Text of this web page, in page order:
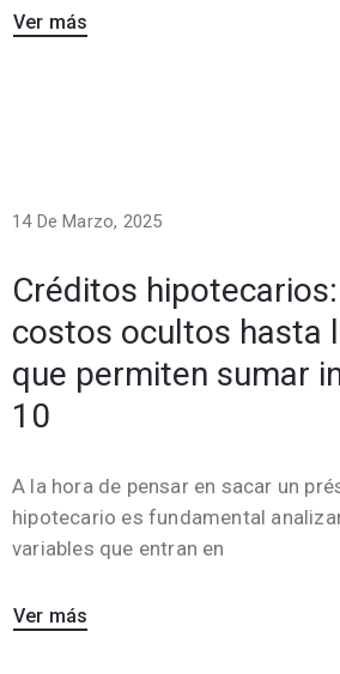
Ver más
14 De Marzo, 2025
Créditos
costos ocultos hasta
que permiten sumar
10
A la hora de pensar en sacar un
hipotecario es fundamental
variables que entran en
Ver más